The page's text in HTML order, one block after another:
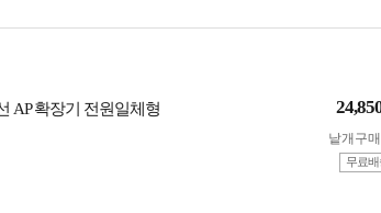
AP 확장기 전원일체형
낱개구
무료배